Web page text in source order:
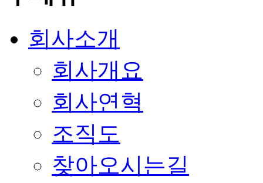
회사소개
회사개요
회사연혁
조직도
찾아오시는길